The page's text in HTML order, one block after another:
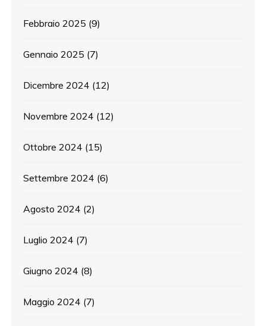
Febbraio 2025 (9)
Gennaio 2025 (7)
Dicembre 2024 (12)
Novembre 2024 (12)
Ottobre 2024 (15)
Settembre 2024 (6)
Agosto 2024 (2)
Luglio 2024 (7)
Giugno 2024 (8)
Maggio 2024 (7)